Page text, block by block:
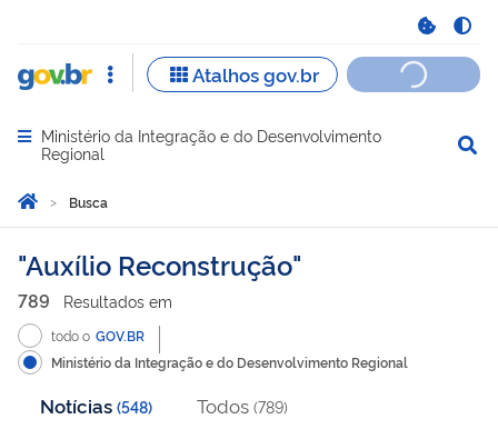
Abrir menu principal de navegação
Ministério da Integração e do Desenvolvimento
Regional
Você está aqui:
Página Inicial
Busca
Busca
Auxílio Reconstrução
789 Resultados em
todo o GOV.BR
Ministério da Integração e do Desenvolvimento Regional
Notícias (548) Todos (789)